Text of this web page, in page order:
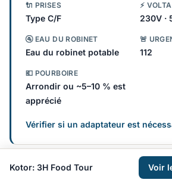
🔌 PRISES
Type C/F
⚡
230V ·
🚰 EAU DU ROBINET
Eau du robinet potable
🚨
112
💶 POURBOIRE
Arrondir ou ~5–10 % est
apprécié
Vérifier si un adaptateur est
Kotor: 3H Food Tour Voir